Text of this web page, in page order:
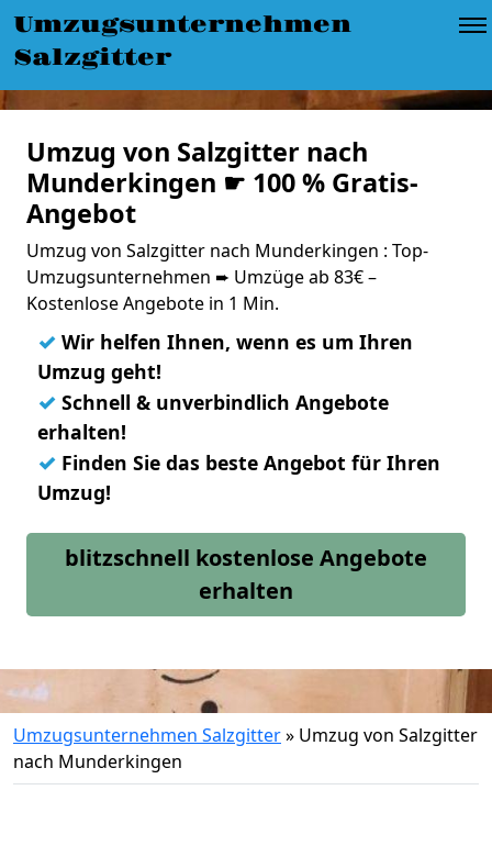
Umzugsunternehmen
Salzgitter
Umzug von Salzgitter nach
Munderkingen ☛ 100 % Gratis-
Angebot
Umzug von Salzgitter nach Munderkingen : Top-
Umzugsunternehmen ➨ Umzüge ab 83€ –
Kostenlose Angebote in 1 Min.
✓ Wir helfen Ihnen, wenn es um Ihren
Umzug geht!
✓ Schnell & unverbindlich Angebote
erhalten!
✓ Finden Sie das beste Angebot für Ihren
Umzug!
blitzschnell kostenlose Angebote
erhalten
Umzugsunternehmen Salzgitter» Umzug von Salzgitter
nach Munderkingen